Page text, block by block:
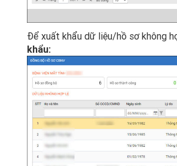
Để xuất khẩu dữ liệu/hồ sơ không
khẩu: